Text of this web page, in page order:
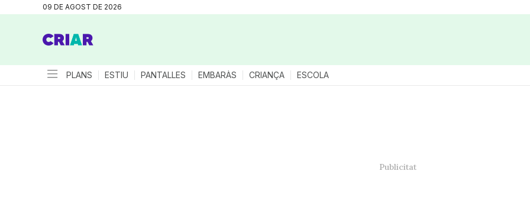
09 DE AGOST DE 2026
PLANS ESTIU PANTALLES EMBARÀS CRIANÇA ESCOLA